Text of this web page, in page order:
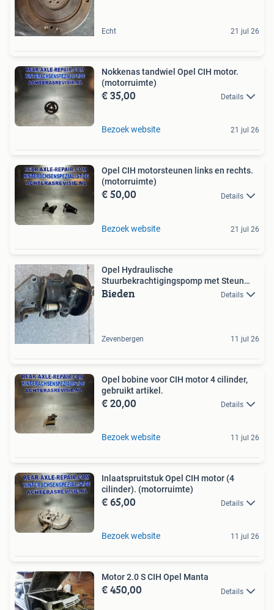
Echt 21 jul 26
Nokkenas tandwiel Opel CIH motor.
(motorruimte)
€ 35,00 Details
Bezoek website 21 jul 26
Opel CIH motorsteunen links en rechts.
(motorruimte)
€ 50,00 Details
Bezoek website 21 jul 26
Opel Hydraulische
Stuurbekrachtigingspomp met Steun
CIH
Bieden Details
Zevenbergen 11 jul 26
Opel bobine voor CIH motor 4 cilinder,
gebruikt artikel.
€ 20,00 Details
Bezoek website 11 jul 26
Inlaatspruitstuk Opel CIH motor (4
cilinder). (motorruimte)
€ 65,00 Details
Bezoek website 11 jul 26
Motor 2.0 S CIH Opel Manta
€ 450,00 Details